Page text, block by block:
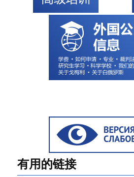
有用的链接